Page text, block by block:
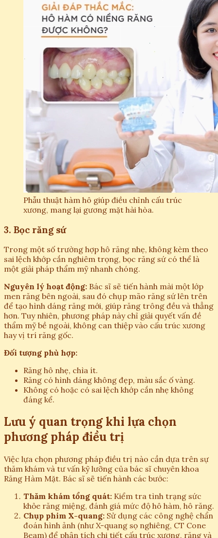
Phẫu thuật hàm hô giúp điều chỉnh cấu trúc
xương, mang lại gương mặt hài hòa.
3. Bọc răng sứ
Trong một số trường hợp hô răng nhẹ, không kèm theo
sai lệch khớp cắn nghiêm trọng, bọc răng sứ có thể là
một giải pháp thẩm mỹ nhanh chóng.
Nguyên lý hoạt động: Bác sĩ sẽ tiến hành mài một lớp
men răng bên ngoài, sau đó chụp mão răng sứ lên trên
để tạo hình dáng răng mới, giúp răng trông đều và thẳng
hơn. Tuy nhiên, phương pháp này chỉ giải quyết vấn đề
thẩm mỹ bề ngoài, không can thiệp vào cấu trúc xương
hay vị trí răng gốc.
Đối tượng phù hợp:
Răng hô nhẹ, chìa ít.
Răng có hình dáng không đẹp, màu sắc ố vàng.
Không có hoặc có sai lệch khớp cắn nhẹ không
đáng kể.
Lưu ý quan trọng khi lựa chọn
phương pháp điều trị
Việc lựa chọn phương pháp điều trị nào cần dựa trên sự
thăm khám và tư vấn kỹ lưỡng của bác sĩ chuyên khoa
Răng Hàm Mặt. Bác sĩ sẽ tiến hành các bước:
Thăm khám tổng quát: Kiểm tra tình trạng sức
khỏe răng miệng, đánh giá mức độ hô hàm, hô răng.
Chụp phim X-quang: Sử dụng các công nghệ chẩn
đoán hình ảnh (như X-quang sọ nghiêng, CT Cone
Beam) để phân tích chi tiết cấu trúc xương, răng và